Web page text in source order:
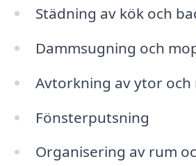
Städning av kök och
Dammsugning och
Avtorkning av ytor och
Fönsterputsning
Organisering av rum